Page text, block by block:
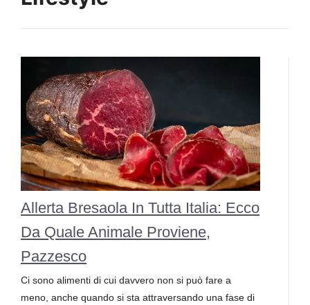
Allerta Bresaola In Tutta Italia: Ecco
Da Quale Animale Proviene,
Pazzesco
Ci sono alimenti di cui davvero non si può fare a
meno, anche quando si sta attraversando una fase di